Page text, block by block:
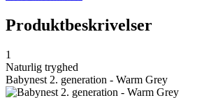
Produktbeskrivelser
1
Naturlig tryghed
Babynest 2. generation - Warm Grey